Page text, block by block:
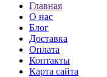
Главная
О нас
Блог
Доставка
Оплата
Контакты
Карта сайта